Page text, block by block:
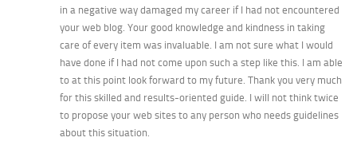
in a negative way damaged my career if I had not encountered
your web blog. Your good knowledge and kindness in taking
care of every item was invaluable. I am not sure what I would
have done if I had not come upon such a step like this. I am able
to at this point look forward to my future. Thank you very much
for this skilled and results-oriented guide. I will not think twice
to propose your web sites to any person who needs guidelines
about this situation.